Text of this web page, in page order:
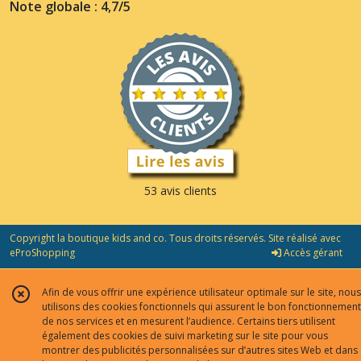
Note globale : 4,7/5
53 avis clients
Copyright la boutique kids and co. Tous droits réservés. Site réalisé avec
eProShopping
Accès gérant
Afin de vous offrir une expérience utilisateur optimale sur le site, nous
utilisons des cookies fonctionnels qui assurent le bon fonctionnement
de nos services et en mesurent l’audience. Certains tiers utilisent
également des cookies de suivi marketing sur le site pour vous
montrer des publicités personnalisées sur d’autres sites Web et dans